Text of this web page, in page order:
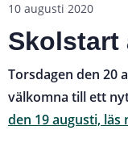
10 augusti 2020
Skolstart
Torsdagen den 20
välkomna till ett
den 19 augusti, läs